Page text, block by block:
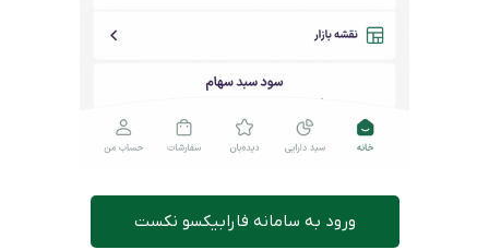
ورود به سامانه فارابیکسو نکست